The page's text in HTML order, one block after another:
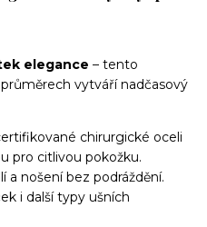
elegance – tento
vytváří nadčasový
chirurgické oceli
pro citlivou pokožku.
a nošení bez podráždění.
i další typy ušních